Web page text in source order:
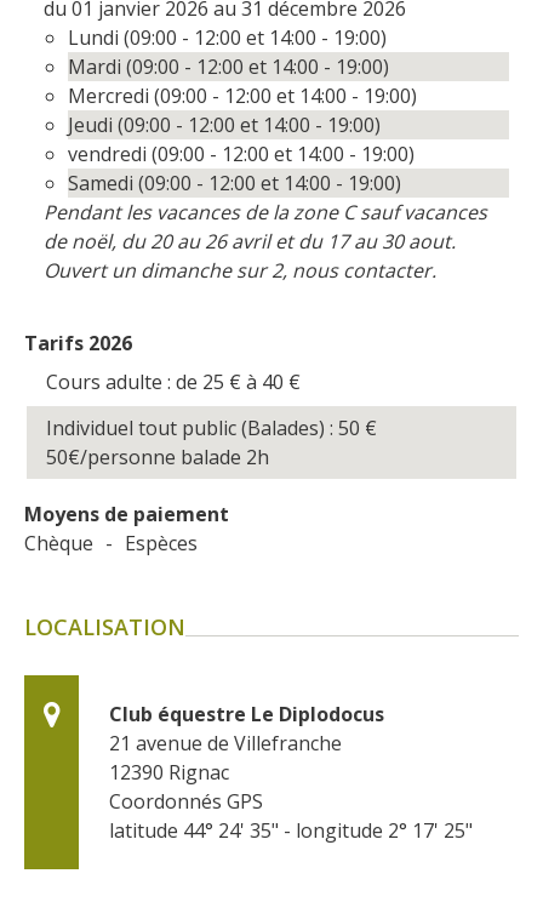
du 01 janvier 2026 au 31 décembre 2026
Lundi (09:00 - 12:00 et 14:00 - 19:00)
Mardi (09:00 - 12:00 et 14:00 - 19:00)
Mercredi (09:00 - 12:00 et 14:00 - 19:00)
Jeudi (09:00 - 12:00 et 14:00 - 19:00)
vendredi (09:00 - 12:00 et 14:00 - 19:00)
Samedi (09:00 - 12:00 et 14:00 - 19:00)
Pendant les vacances de la zone C sauf vacances
de noël, du 20 au 26 avril et du 17 au 30 aout.
Ouvert un dimanche sur 2, nous contacter.
Tarifs 2026
Cours adulte : de 25 € à 40 €
Individuel tout public (Balades) : 50 €
50€/personne balade 2h
Moyens de paiement
Chèque - Espèces
LOCALISATION
Club équestre Le Diplodocus
21 avenue de Villefranche
12390 Rignac
Coordonnés GPS
latitude 44° 24' 35" - longitude 2° 17' 25"